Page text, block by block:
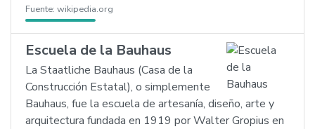
Fuente: wikipedia.org
Escuela de la Bauhaus
La Staatliche Bauhaus (Casa de la
Construcción Estatal), o simplemente
Bauhaus, fue la escuela de artesanía, diseño, arte y
arquitectura fundada en 1919 por Walter Gropius en